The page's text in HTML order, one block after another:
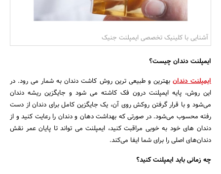
آشنایی با کلینیک تخصصی ایمپلنت جنیک
ایمپلنت دندان چیست؟
ایمپلنت دندان بهترین و طبیعی ترین روش کاشت دندان به شمار می رود. در
این روش، پایه ایمپلنت درون فک کاشته می شود و جایگزین ریشه دندان
می‌شود و با قرار گرفتن روکش روی آن، یک جایگزین کامل برای دندان‌ از دست
رفته محسوب می‌شود. در صورتی که بهداشت دهان و دندان را رعایت کنید و از
دندان های خود به خوبی مراقبت کنید، ایمپلنت می تواند تا پایان عمر نقش
دندان‌های اصلی را برای شما ایفا می‌کند.
چه زمانی باید ایمپلنت کنید؟